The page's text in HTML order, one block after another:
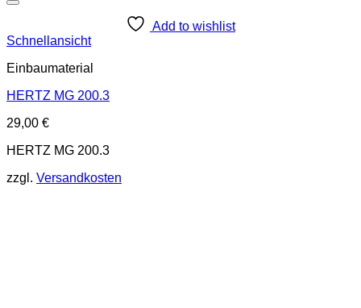
Add to wishlist
Schnellansicht
Einbaumaterial
HERTZ MG 200.3
29,00 €
HERTZ MG 200.3
zzgl. Versandkosten